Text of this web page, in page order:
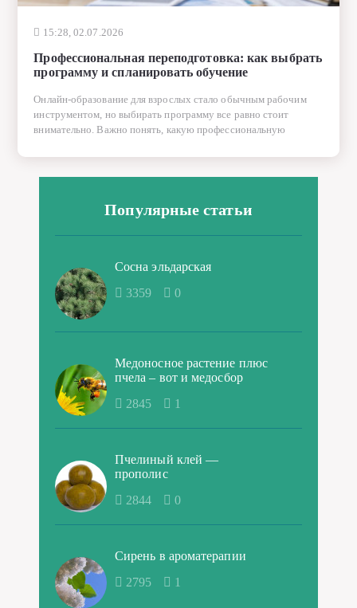
15:28, 02.07.2026
Профессиональная переподготовка: как выбрать
программу и спланировать обучение
Онлайн-образование для взрослых стало обычным рабочим
инструментом, но выбирать программу все равно стоит
внимательно. Важно понять, какую профессиональную
Популярные статьи
Сосна эльдарская
3359
0
Медоносное растение плюс
пчела – вот и медосбор
2845
1
Пчелиный клей —
прополис
2844
0
Сирень в ароматерапии
2795
1